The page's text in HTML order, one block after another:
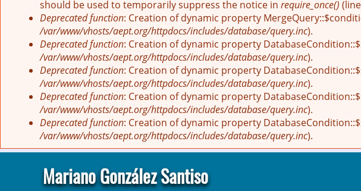
should be used to temporarily suppress the notice in require_once() (line
Deprecated function: Creation of dynamic property
/var/www/vhosts/aept.org/httpdocs/includes/database/query.inc).
Deprecated function: Creation of dynamic property
/var/www/vhosts/aept.org/httpdocs/includes/database/query.inc).
Deprecated function: Creation of dynamic property
/var/www/vhosts/aept.org/httpdocs/includes/database/query.inc).
Deprecated function: Creation of dynamic property
/var/www/vhosts/aept.org/httpdocs/includes/database/query.inc).
Deprecated function: Creation of dynamic property
/var/www/vhosts/aept.org/httpdocs/includes/database/query.inc).
Mariano González Santiso